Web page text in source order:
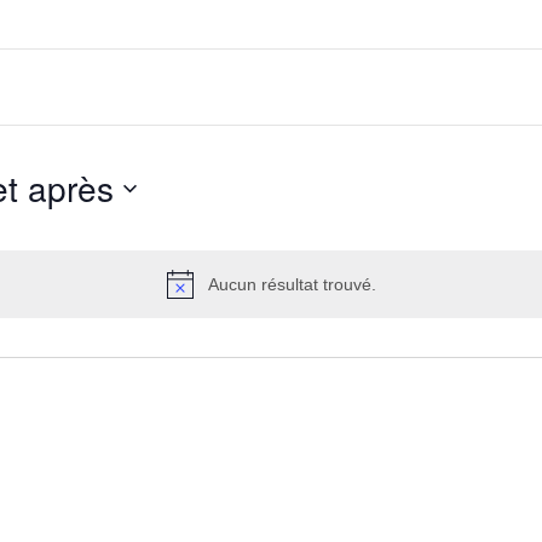
Aucun résultat trouvé.
après